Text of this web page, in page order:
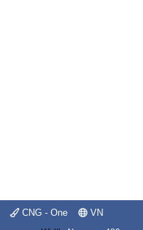
CNG - One VN